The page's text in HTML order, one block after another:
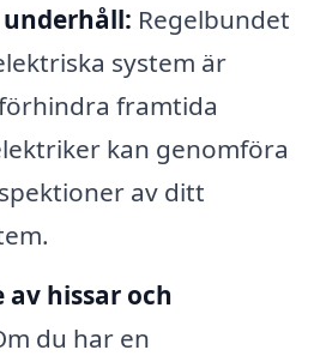
underhåll: Regelbundet
system är
framtida
kan genomföra
av ditt
hissar och
du har en